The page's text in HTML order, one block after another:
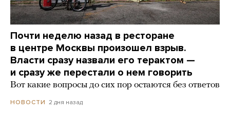
Почти неделю назад в ресторане
в центре Москвы произошел взрыв.
Власти сразу назвали его терактом —
и сразу же перестали о нем говорить
Вот какие вопросы до сих пор остаются без ответов
НОВОСТИ 2 дня назад